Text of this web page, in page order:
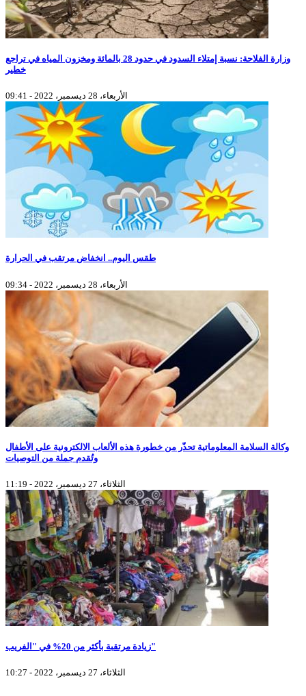
وزارة الفلاحة: نسبة إمتلاء السدود في حدود 28 بالمائة ومخزون المياه في تراجع
خطير
الأربعاء، 28 ديسمبر، 2022 - 09:41
طقس اليوم.. انخفاض مرتقب في الحرارة
الأربعاء، 28 ديسمبر، 2022 - 09:34
وكالة السلامة المعلوماتية تحذّر من خطورة هذه الألعاب الالكترونية على الأطفال
وتُقدم جملة من التوصيات
الثلاثاء، 27 ديسمبر، 2022 - 11:19
زيادة مرتقبة بأكثر من 20% في "الفريب"
الثلاثاء، 27 ديسمبر، 2022 - 10:27